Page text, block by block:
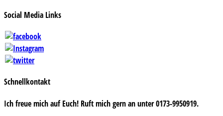
Social Media Links
Schnellkontakt
Ich freue mich auf Euch! Ruft mich gern an unter 0173-9950919.